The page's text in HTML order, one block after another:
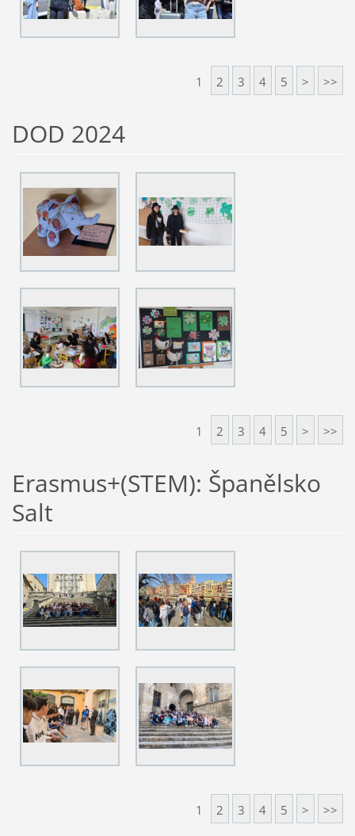
1 2 3 4 5 > >>
DOD 2024
1 2 3 4 5 > >>
Erasmus+(STEM): Španělsko
Salt
1 2 3 4 5 > >>